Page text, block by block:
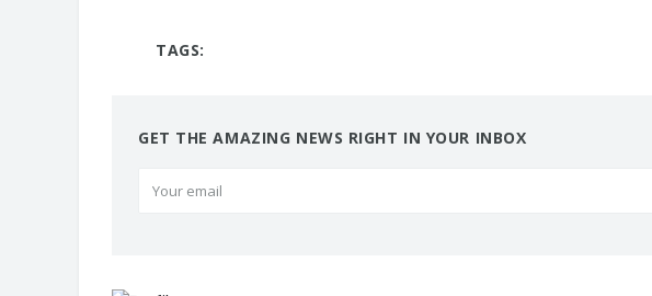
TAGS:
GET THE AMAZING NEWS RIGHT IN YOUR INBOX